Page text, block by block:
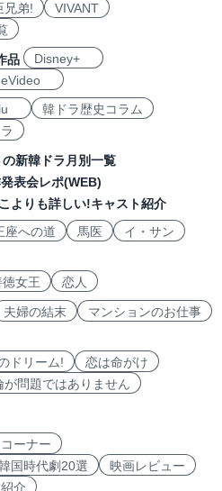
兄弟!
VIVANT
品
Disney+
韓ドラ歴史コラム
の新韓ドラ月別一覧
表会レポ(WEB)
よりも詳しい!キャスト紹介
座への道 馬医
イ・サン
徳女王 恋人
夫婦の結末
マンションのお仕事
ドリーム!
恋は命がけ
が問題ではありません
ーナー
国時代劇20選
映画レビュー
介